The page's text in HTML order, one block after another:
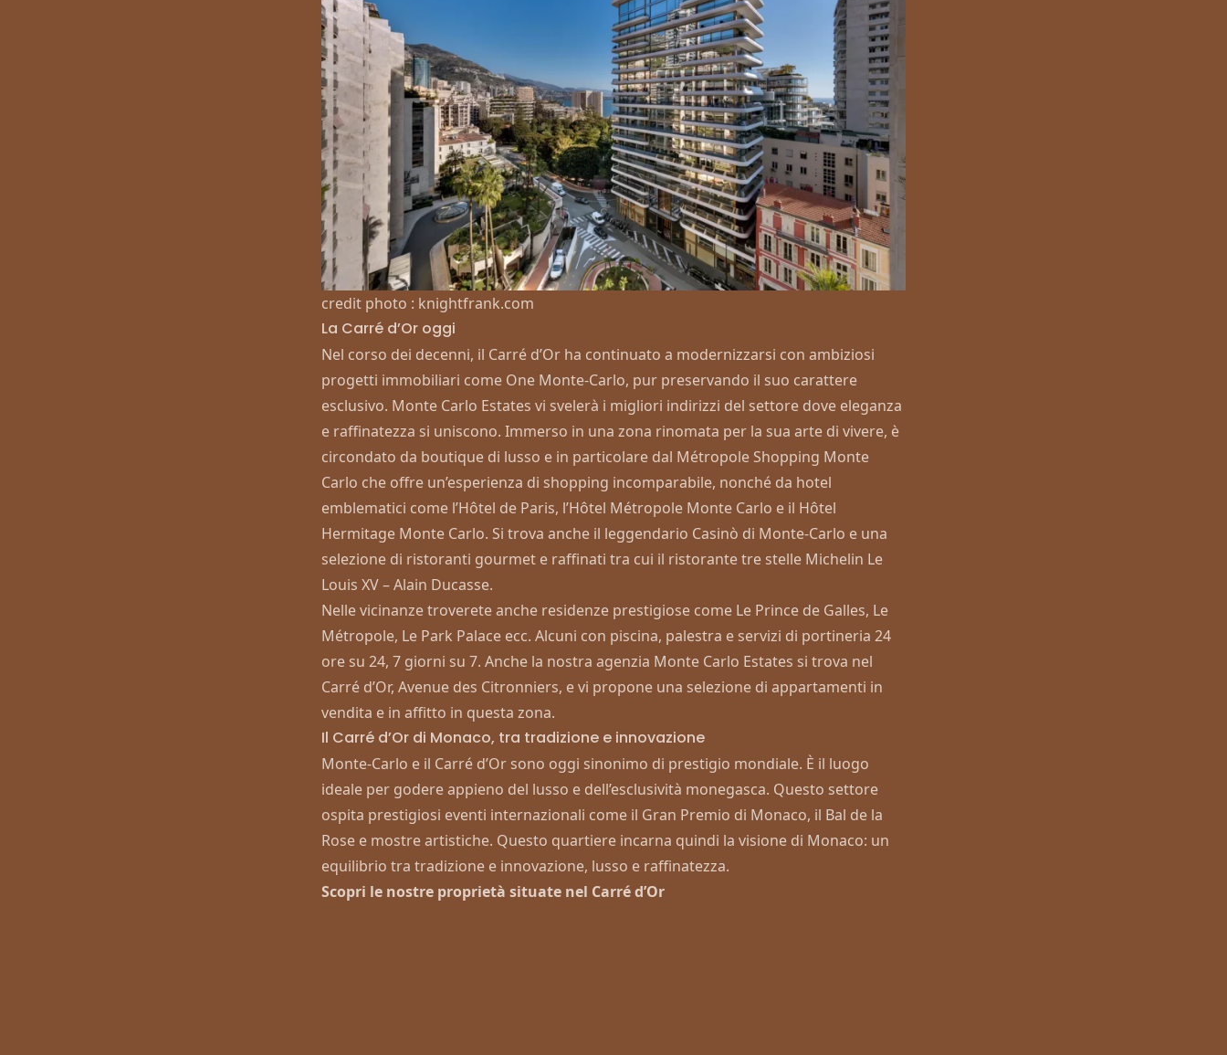
credit photo : knightfrank.com
La Carré d’Or oggi
Nel corso dei decenni, il Carré d’Or ha continuato a modernizzarsi con ambiziosi
progetti immobiliari come One Monte-Carlo, pur preservando il suo carattere
esclusivo. Monte Carlo Estates vi svelerà i migliori indirizzi del settore dove eleganza
e raffinatezza si uniscono. Immerso in una zona rinomata per la sua arte di vivere, è
circondato da boutique di lusso e in particolare dal Métropole Shopping Monte
Carlo che offre un’esperienza di shopping incomparabile, nonché da hotel
emblematici come l’Hôtel de Paris, l’Hôtel Métropole Monte Carlo e il Hôtel
Hermitage Monte Carlo. Si trova anche il leggendario Casinò di Monte-Carlo e una
selezione di ristoranti gourmet e raffinati tra cui il ristorante tre stelle Michelin Le
Louis XV – Alain Ducasse.
Nelle vicinanze troverete anche residenze prestigiose come Le Prince de Galles, Le
Métropole, Le Park Palace ecc. Alcuni con piscina, palestra e servizi di portineria 24
ore su 24, 7 giorni su 7. Anche la nostra agenzia Monte Carlo Estates si trova nel
Carré d’Or, Avenue des Citronniers, e vi propone una selezione di appartamenti in
vendita e in affitto in questa zona.
Il Carré d’Or di Monaco, tra tradizione e innovazione
Monte-Carlo e il Carré d’Or sono oggi sinonimo di prestigio mondiale. È il luogo
ideale per godere appieno del lusso e dell’esclusività monegasca. Questo settore
ospita prestigiosi eventi internazionali come il Gran Premio di Monaco, il Bal de la
Rose e mostre artistiche. Questo quartiere incarna quindi la visione di Monaco: un
equilibrio tra tradizione e innovazione, lusso e raffinatezza.
Scopri le nostre proprietà situate nel Carré d’Or